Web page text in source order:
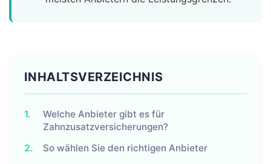
INHALTSVERZEICHNIS
1.
Welche Anbieter gibt es für
Zahnzusatzversicherungen?
2.
So wählen Sie den richtigen Anbieter